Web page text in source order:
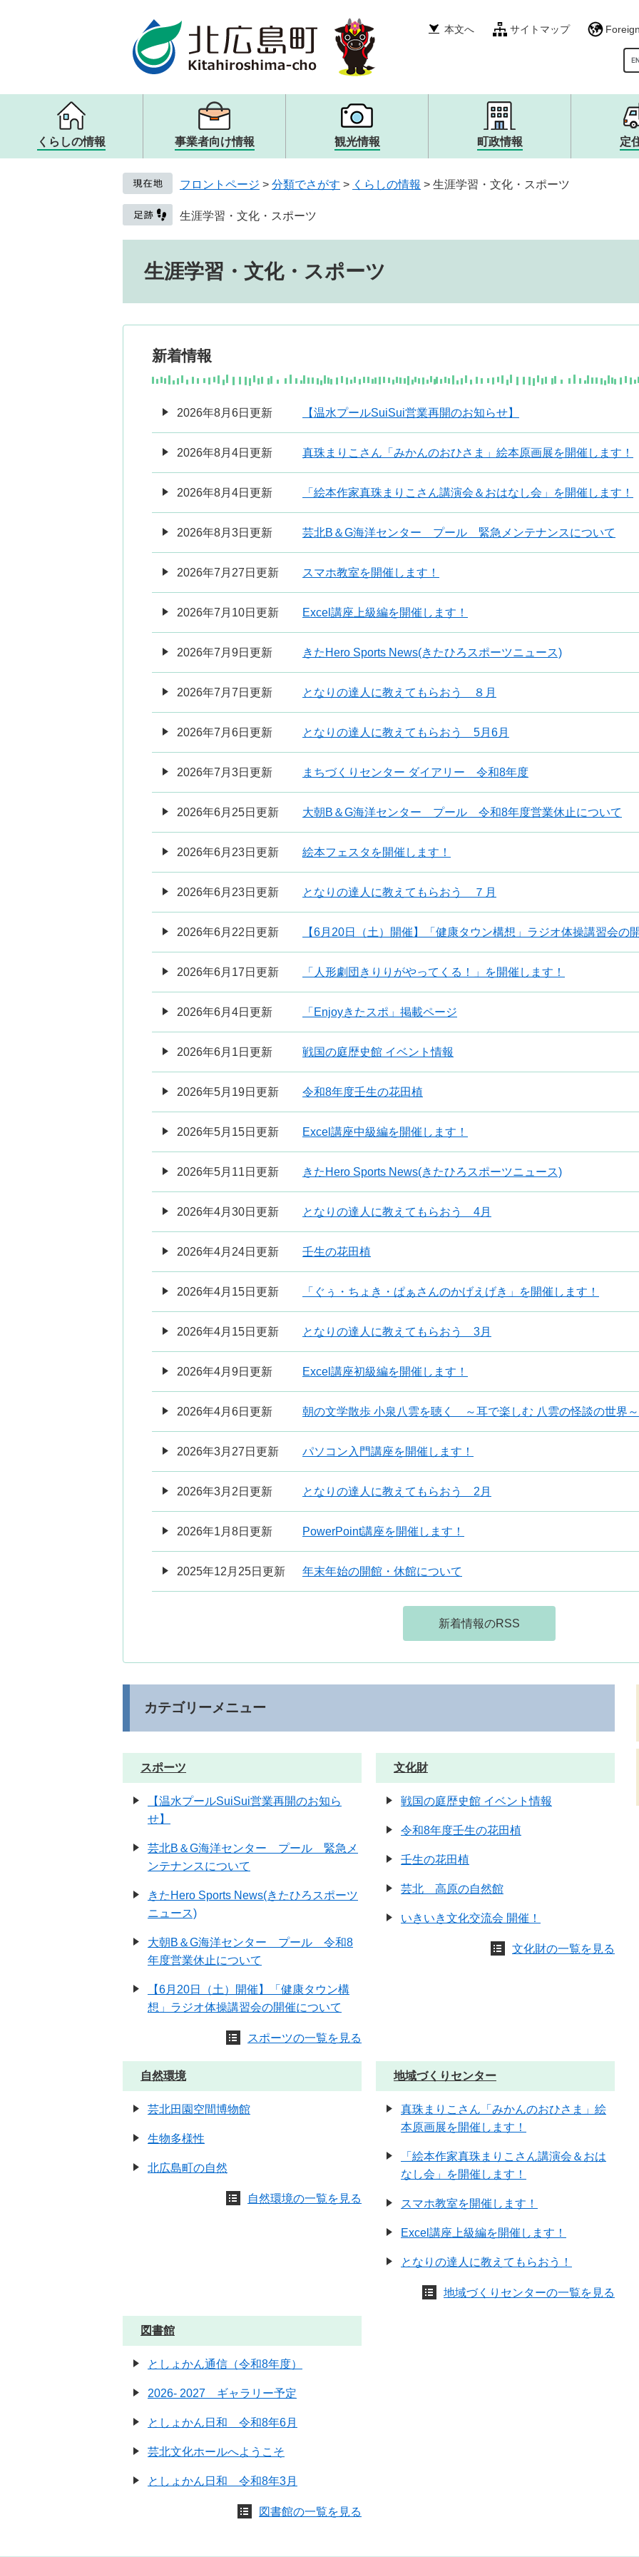
本文へ サイトマップ
くらしの情報
メニュー
戸籍・住民票・証明 税金・年金・保険
衛生・環境・ごみ
子ども・教育
就職情報
生涯学習・文化・スポー
健康・医療・福祉
生活・交通・動物
事業者向け情報
メニュー
入札・契約 産業振興 その他
観光情報
メニュー
観光案内・ガイドブック イベント・募集
自然・風景・スポット
歴史・文化・アート
宿泊・食・特産品
観光大使・イメージキャ
観光リンク・その他
町政情報
メニュー
町の概要 町政運営・行政・財政
広報・広聴
取り組み・提言
まちづくり
職員採用・人事
人権・男女共同参画
定
フロントページ > 分類でさがす > くらしの情報 > 生涯学習・文化・スポーツ
生涯学習・文化・スポーツ
生涯学習・文化・スポーツ
新着情報
2026年8月6日更新 【温水プールSuiSui営業再開のお知らせ】
2026年8月4日更新 真珠まりこさん「みかんのおひさま」絵本原画展を開催します！
2026年8月4日更新 「絵本作家真珠まりこさん講演会＆おはなし会」を開催します！
2026年8月3日更新 芸北B＆G海洋センター プール 緊急メンテナンスについて
2026年7月27日更新 スマホ教室を開催します！
2026年7月10日更新 Excel講座上級編を開催します！
2026年7月9日更新 きたHero Sports News(きたひろスポーツニュース)
2026年7月7日更新 となりの達人に教えてもらおう ８月
2026年7月6日更新 となりの達人に教えてもらおう 5月6月
2026年7月3日更新 まちづくりセンター ダイアリー 令和8年度
2026年6月25日更新 大朝B＆G海洋センター プール 令和8年度営業休止について
2026年6月23日更新 絵本フェスタを開催します！
2026年6月23日更新 となりの達人に教えてもらおう ７月
2026年6月22日更新 【6月20日（土）開催】「健康タウン構想」ラジオ体操講習会の
2026年6月17日更新 「人形劇団きりりがやってくる！」を開催します！
2026年6月4日更新 「Enjoyきたスポ」掲載ページ
2026年6月1日更新 戦国の庭歴史館 イベント情報
2026年5月19日更新 令和8年度壬生の花田植
2026年5月15日更新 Excel講座中級編を開催します！
2026年5月11日更新 きたHero Sports News(きたひろスポーツニュース)
2026年4月30日更新 となりの達人に教えてもらおう 4月
2026年4月24日更新 壬生の花田植
2026年4月15日更新 「ぐぅ・ちょき・ぱぁさんのかげえげき」を開催します！
2026年4月15日更新 となりの達人に教えてもらおう 3月
2026年4月9日更新 Excel講座初級編を開催します！
2026年4月6日更新 朝の文学散歩 小泉八雲を聴く ～耳で楽しむ 八雲の怪談の世界～
2026年3月27日更新 パソコン入門講座を開催します！
2026年3月2日更新 となりの達人に教えてもらおう 2月
2026年1月8日更新 PowerPoint講座を開催します！
2025年12月25日更新 年末年始の開館・休館について
新着情報のRSS
カテゴリーメニュー
スポーツ
【温水プールSuiSui営業再開のお知ら
せ】
芸北B＆G海洋センター プール 緊急メ
ンテナンスについて
きたHero Sports News(きたひろスポーツ
ニュース)
大朝B＆G海洋センター プール 令和8
年度営業休止について
【6月20日（土）開催】「健康タウン構
想」ラジオ体操講習会の開催について
スポーツの一覧を見る
文化財
戦国の庭歴史館 イベント情報
令和8年度壬生の花田植
壬生の花田植
芸北 高原の自然館
いきいき文化交流会 開催！
文化財の一覧を見る
自然環境
芸北田園空間博物館
生物多様性
北広島町の自然
自然環境の一覧を見る
地域づくりセンター
真珠まりこさん「みかんのおひさま」絵
本原画展を開催します！
「絵本作家真珠まりこさん講演会＆おは
なし会」を開催します！
スマホ教室を開催します！
Excel講座上級編を開催します！
となりの達人に教えてもらおう！
地域づくりセンターの一覧を見る
図書館
としょかん通信（令和8年度）
2026- 2027 ギャラリー予定
としょかん日和 令和8年6月
芸北文化ホールへようこそ
としょかん日和 令和8年3月
図書館の一覧を見る